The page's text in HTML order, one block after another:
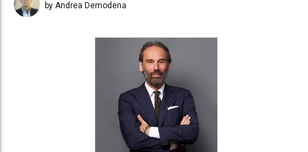
by Andrea Demodena